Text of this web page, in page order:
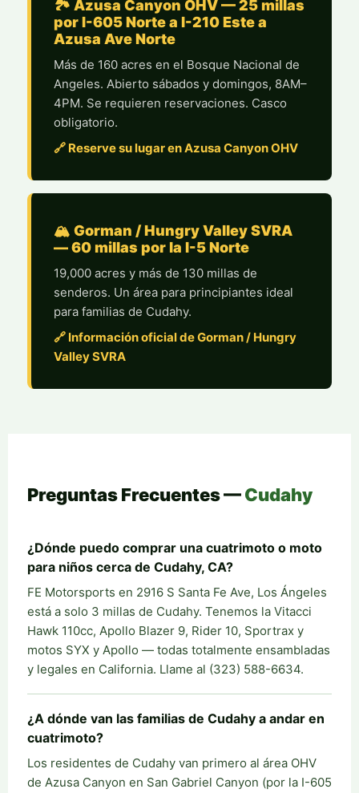
🏞️ Azusa Canyon OHV — 25 millas
por I-605 Norte a I-210 Este a
Azusa Ave Norte
Más de 160 acres en el Bosque Nacional de
Angeles. Abierto sábados y domingos, 8AM–
4PM. Se requieren reservaciones. Casco
obligatorio.
🔗 Reserve su lugar en Azusa Canyon OHV
🏔️ Gorman / Hungry Valley SVRA
— 60 millas por la I-5 Norte
19,000 acres y más de 130 millas de
senderos. Un área para principiantes ideal
para familias de Cudahy.
🔗 Información oficial de Gorman / Hungry
Valley SVRA
Preguntas Frecuentes —Cudahy
¿Dónde puedo comprar una cuatrimoto o moto
para niños cerca de Cudahy, CA?
FE Motorsports en 2916 S Santa Fe Ave, Los Ángeles
está a solo 3 millas de Cudahy. Tenemos la Vitacci
Hawk 110cc, Apollo Blazer 9, Rider 10, Sportrax y
motos SYX y Apollo — todas totalmente ensambladas
y legales en California. Llame al (323) 588-6634.
¿A dónde van las familias de Cudahy a andar en
cuatrimoto?
Los residentes de Cudahy van primero al área OHV
de Azusa Canyon en San Gabriel Canyon (por la I-605